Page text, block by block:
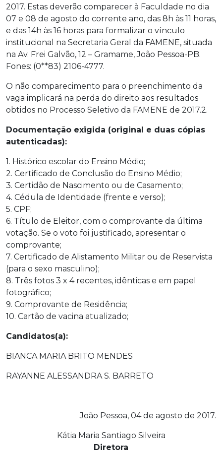
2017. Estas deverão comparecer à Faculdade no dia
07 e 08 de agosto do corrente ano, das 8h às 11 horas,
e das 14h às 16 horas para formalizar o vínculo
institucional na Secretaria Geral da FAMENE, situada
na Av. Frei Galvão, 12 – Gramame, João Pessoa-PB.
Fones: (0**83) 2106-4777.
O não comparecimento para o preenchimento da
vaga implicará na perda do direito aos resultados
obtidos no Processo Seletivo da FAMENE de 2017.2.
Documentação exigida (original e duas cópias
autenticadas):
1. Histórico escolar do Ensino Médio;
2. Certificado de Conclusão do Ensino Médio;
3. Certidão de Nascimento ou de Casamento;
4. Cédula de Identidade (frente e verso);
5. CPF;
6. Título de Eleitor, com o comprovante da última
votação. Se o voto foi justificado, apresentar o
comprovante;
7. Certificado de Alistamento Militar ou de Reservista
(para o sexo masculino);
8. Três fotos 3 x 4 recentes, idênticas e em papel
fotográfico;
9. Comprovante de Residência;
10. Cartão de vacina atualizado;
Candidatos(a):
BIANCA MARIA BRITO MENDES
RAYANNE ALESSANDRA S. BARRETO
João Pessoa, 04 de agosto de 2017.
Kátia Maria Santiago Silveira
Diretora